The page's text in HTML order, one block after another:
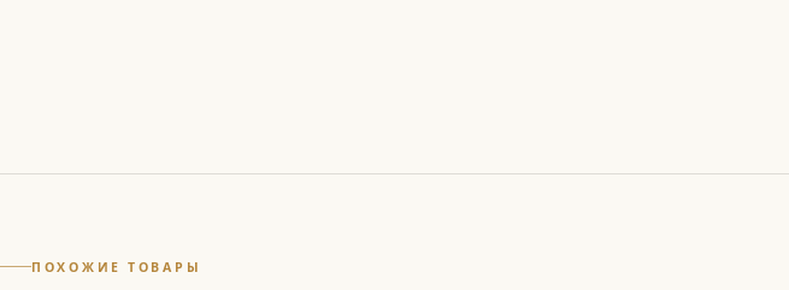
ПОХОЖИЕ ТОВАРЫ